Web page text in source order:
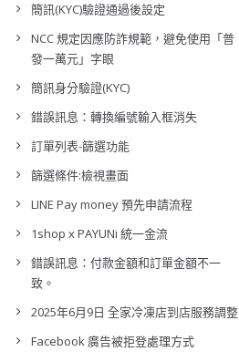
簡訊(KYC)驗證通過後設定
NCC 規定因應防詐規範，避免使用「普
發一萬元」字眼
簡訊身分驗證(KYC)
錯誤訊息：轉換編號輸入框消失
訂單列表-篩選功能
篩選條件:檢視畫面
LINE Pay money 預先申請流程
1shop x PAYUNi 統一金流
錯誤訊息：付款金額和訂單金額不一
致。
2025年6月9日 全家冷凍店到店服務調整
Facebook 廣告被拒登處理方式